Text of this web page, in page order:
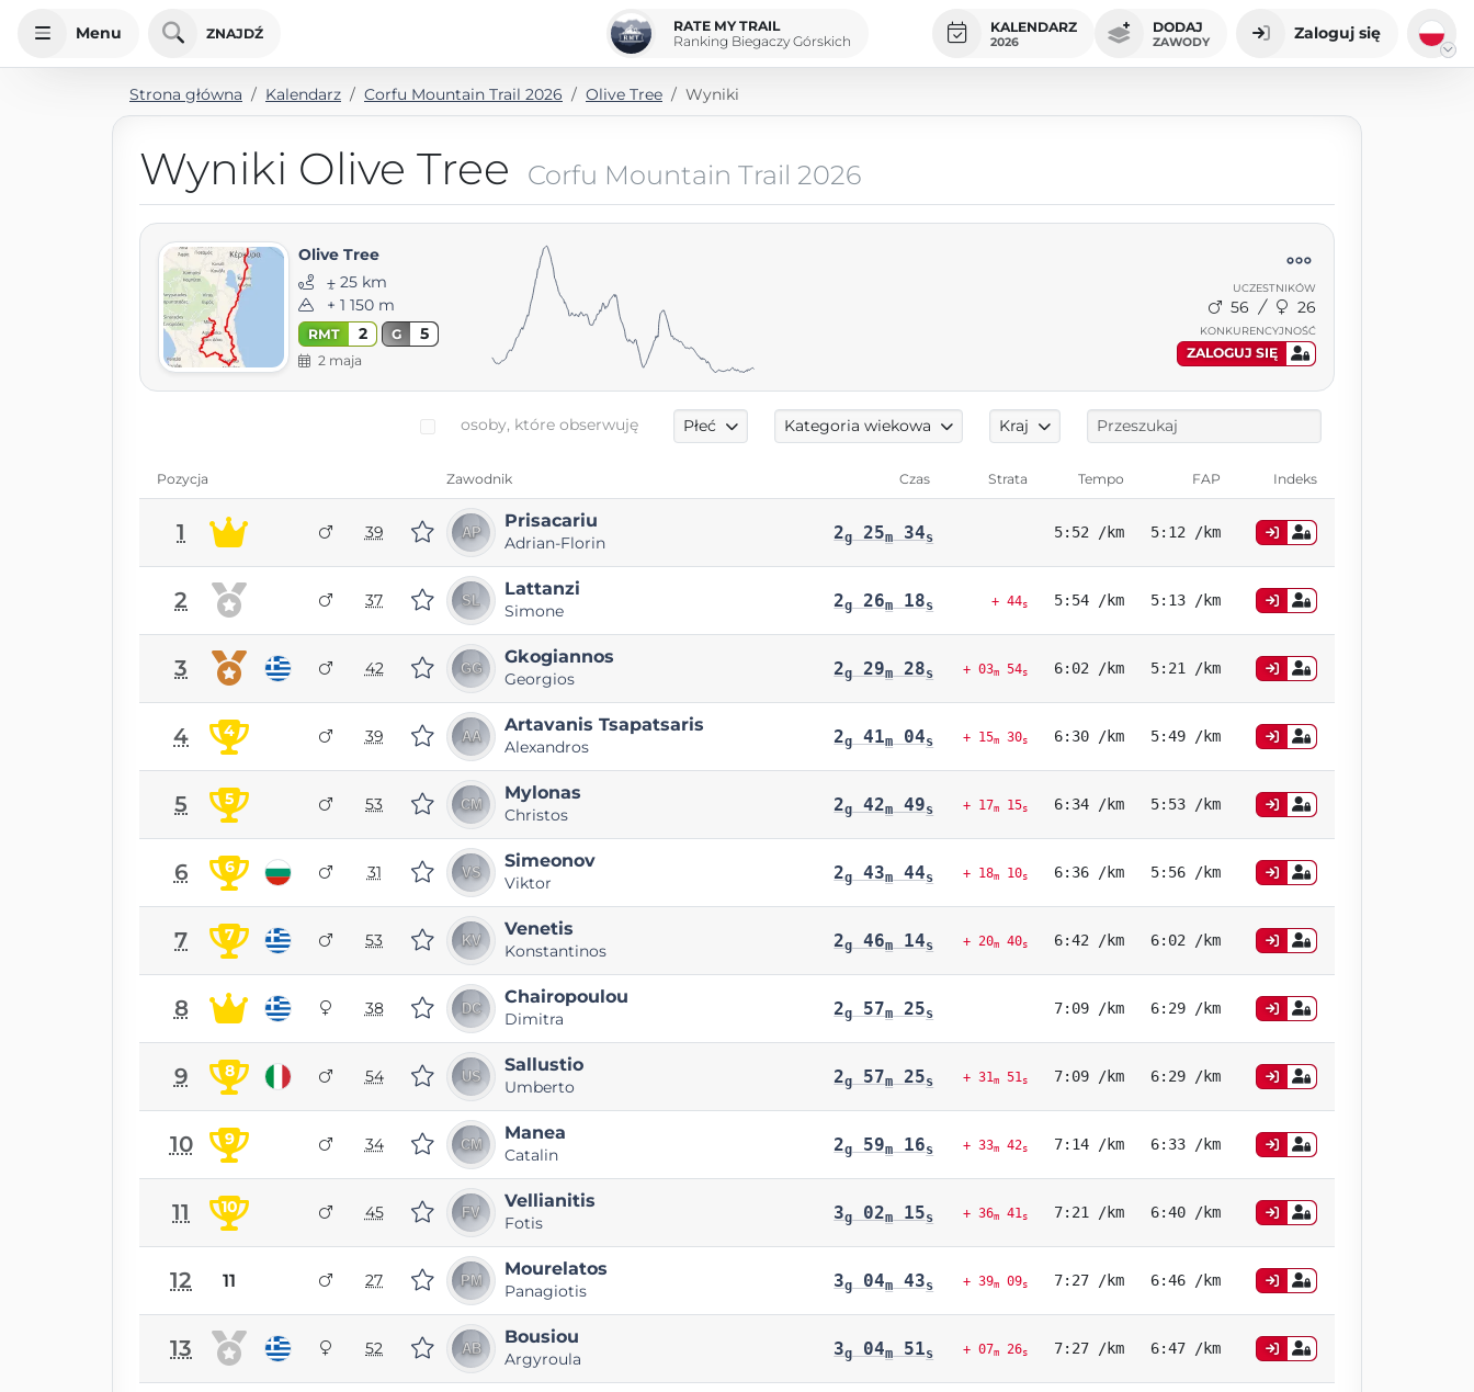
Menu ZNAJDŹ
RATE MY TRAIL
Ranking Biegaczy Górskich
KALENDARZ
2026
DODAJ
ZAWODY Zaloguj się
Strona główna Kalendarz Corfu Mountain Trail 2026 Olive Tree Wyniki
Wyniki Olive Tree Corfu Mountain Trail 2026
Olive Tree
⨦ 25 km
+ 1 150 m
RMT 2 G 5
2 maja
UCZESTNIKÓW
56 26
KONKURENCYJNOŚĆ
ZALOGUJ SIĘ
osoby, które obserwuję Płeć Kategoria wiekowa Kraj
Pozycja Zawodnik Czas Strata Tempo FAP Indeks
1 39
Prisacariu
Adrian-Florin 2g 25m 34s 5:52 /km 5:12 /km
2 37
Lattanzi
Simone 2g 26m 18s + 44s 5:54 /km 5:13 /km
3 42
Gkogiannos
Georgios 2g 29m 28s + 03m54s 6:02 /km 5:21 /km
4 4 39
Artavanis Tsapatsaris
Alexandros 2g 41m 04s + 15m30s 6:30 /km 5:49 /km
5 5 53
Mylonas
Christos 2g 42m 49s + 17m15s 6:34 /km 5:53 /km
6 6 31
Simeonov
Viktor 2g 43m 44s + 18m10s 6:36 /km 5:56 /km
7 7 53
Venetis
Konstantinos 2g 46m 14s + 20m40s 6:42 /km 6:02 /km
8 38
Chairopoulou
Dimitra 2g 57m 25s 7:09 /km 6:29 /km
9 8 54
Sallustio
Umberto 2g 57m 25s + 31m51s 7:09 /km 6:29 /km
10 9 34
Manea
Catalin 2g 59m 16s + 33m42s 7:14 /km 6:33 /km
11 10 45
Vellianitis
Fotis 3g 02m 15s + 36m41s 7:21 /km 6:40 /km
12 11 27
Mourelatos
Panagiotis 3g 04m 43s + 39m09s 7:27 /km 6:46 /km
13 52
Bousiou
Argyroula 3g 04m 51s + 07m26s 7:27 /km 6:47 /km